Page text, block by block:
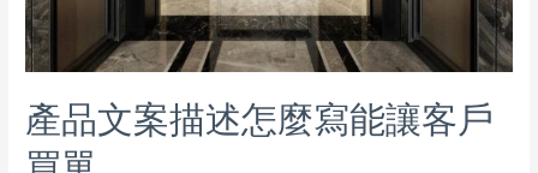
產品文案描述怎麼寫能讓客戶